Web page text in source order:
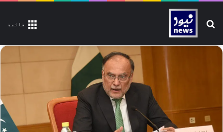
قائمة تلاش کیجیے